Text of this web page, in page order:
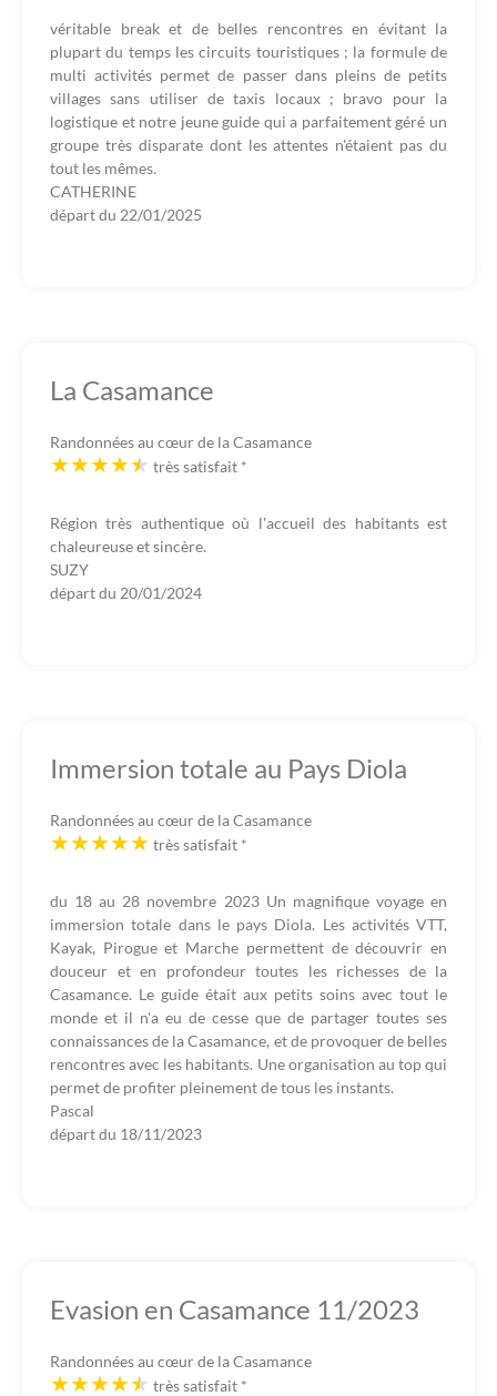
véritable break et de belles rencontres en évitant la
plupart du temps les circuits touristiques ; la formule de
multi activités permet de passer dans pleins de petits
villages sans utiliser de taxis locaux ; bravo pour la
logistique et notre jeune guide qui a parfaitement géré un
groupe très disparate dont les attentes n'étaient pas du
tout les mêmes.
CATHERINE
départ du 22/01/2025
La Casamance
Randonnées au cœur de la Casamance
très satisfait *
Région très authentique où l'accueil des habitants est
chaleureuse et sincère.
SUZY
départ du 20/01/2024
Immersion totale au Pays Diola
Randonnées au cœur de la Casamance
très satisfait *
du 18 au 28 novembre 2023 Un magnifique voyage en
immersion totale dans le pays Diola. Les activités VTT,
Kayak, Pirogue et Marche permettent de découvrir en
douceur et en profondeur toutes les richesses de la
Casamance. Le guide était aux petits soins avec tout le
monde et il n'a eu de cesse que de partager toutes ses
connaissances de la Casamance, et de provoquer de belles
rencontres avec les habitants. Une organisation au top qui
permet de profiter pleinement de tous les instants.
Pascal
départ du 18/11/2023
Evasion en Casamance 11/2023
Randonnées au cœur de la Casamance
très satisfait *